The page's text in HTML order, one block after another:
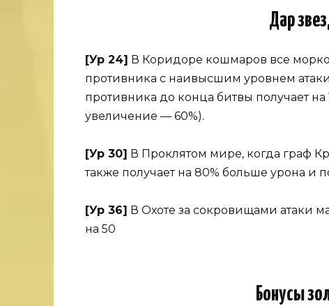
Дар
[Ур 24] В Коридоре кошмаров все
противника с наивысшим уровнем
противника до конца битвы получает
увеличение — 60%).
[Ур 30] В Проклятом мире, когда граф
также получает на 80% больше урона и
[Ур 36] В Охоте за сокровищами атаки
на 50
Бонусы